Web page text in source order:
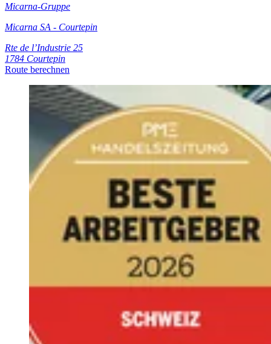
Micarna-Gruppe
Micarna SA - Courtepin
Rte de l’Industrie 25
1784 Courtepin
Route berechnen